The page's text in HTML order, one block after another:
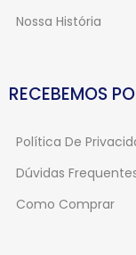
Nossa História
RECEBEMOS
Política De
Dúvidas
Como Comprar